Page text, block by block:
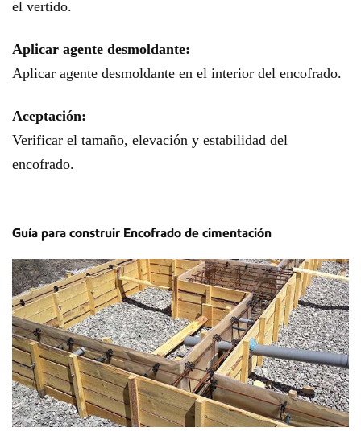
el vertido.
Aplicar agente desmoldante:
Aplicar agente desmoldante en el interior del encofrado.
Aceptación:
Verificar el tamaño, elevación y estabilidad del
encofrado.
Guía para construir Encofrado de cimentación